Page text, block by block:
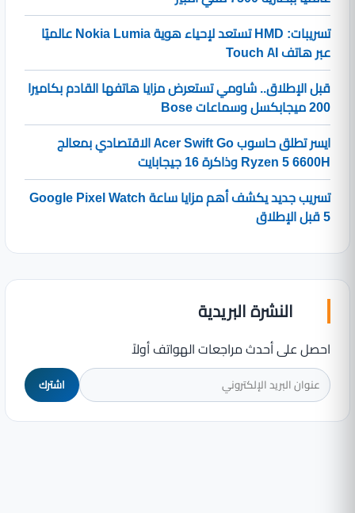
تسريبات: HMD تستعد لإحياء هوية Nokia Lumia عالميًا
عبر هاتف Touch AI
قبل الإطلاق.. شاومي تستعرض مزايا هاتفها القادم بكاميرا
200 ميجابكسل وسماعات Bose
ايسر تطلق حاسوب Acer Swift Go الاقتصادي بمعالج
Ryzen 5 6600H وذاكرة 16 جيجابايت
تسريب جديد يكشف أهم مزايا ساعة Google Pixel Watch
5 قبل الإطلاق
النشرة البريدية
احصل على أحدث مراجعات الهواتف أولاً
اشترك